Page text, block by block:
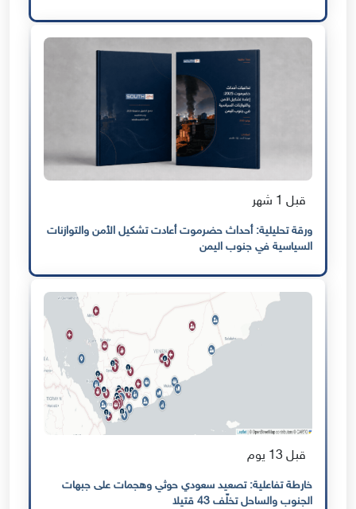
قبل 1 شهر
ورقة تحليلية: أحداث حضرموت أعادت تشكيل الأمن والتوازنات
السياسية في جنوب اليمن
قبل 13 يوم
خارطة تفاعلية: تصعيد سعودي حوثي وهجمات على جبهات
الجنوب والساحل تخلّف 43 قتيلا